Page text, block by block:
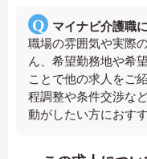
マイナビ介護職
職場の雰囲気や実際
ん、希望勤務地や希
ことで他の求人をご
程調整や条件交渉な
動がしたい方におすす